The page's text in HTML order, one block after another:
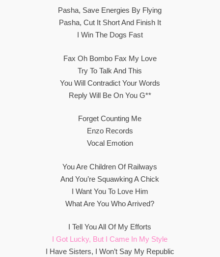
Pasha, Save Energies By Flying
Pasha, Cut It Short And Finish It
I Win The Dogs Fast
Fax Oh Bombo Fax My Love
Try To Talk And This
You Will Contradict Your Words
Reply Will Be On You G**
Forget Counting Me
Enzo Records
Vocal Emotion
You Are Children Of Railways
And You’re Squawking A Chick
I Want You To Love Him
What Are You Who Arrived?
I Tell You All Of My Efforts
I Got Lucky, But I Came In My Style
I Have Sisters, I Won’t Say My Republic